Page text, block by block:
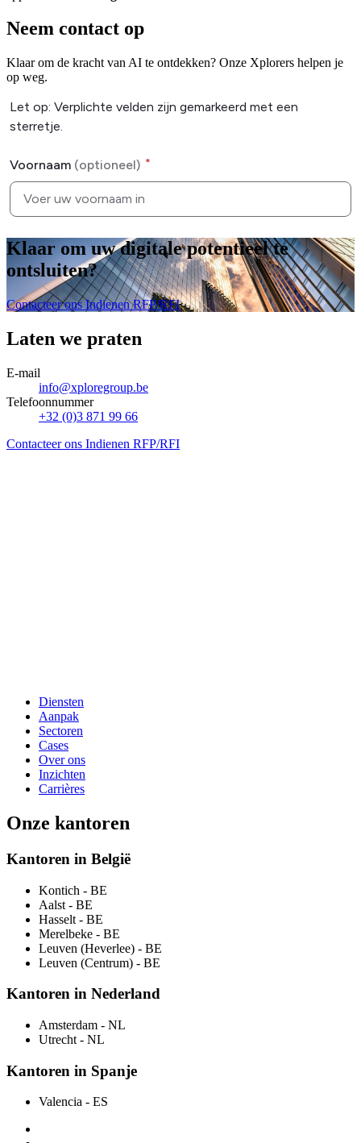
Neem contact op
Klaar om de kracht van AI te ontdekken? Onze Xplorers helpen je
op weg.
Klaar om uw digitale potentieel te
ontsluiten?
Contacteer onsIndienen RFP/RFI
Laten we praten
E-mail
info@xploregroup.be
Telefoonnummer
+32 (0)3 871 99 66
Contacteer ons Indienen RFP/RFI
Diensten
Aanpak
Sectoren
Cases
Over ons
Inzichten
Carrières
Onze kantoren
Kantoren in België
Kontich - BE
Aalst - BE
Hasselt - BE
Merelbeke - BE
Leuven (Heverlee) - BE
Leuven (Centrum) - BE
Kantoren in Nederland
Amsterdam - NL
Utrecht - NL
Kantoren in Spanje
Valencia - ES